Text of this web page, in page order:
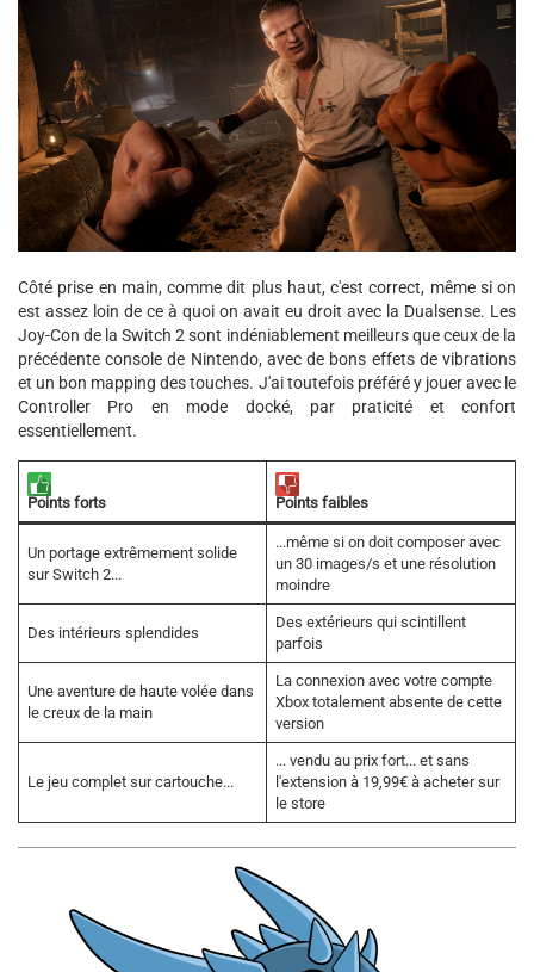
Côté prise en main, comme dit plus haut, c'est correct, même si on
est assez loin de ce à quoi on avait eu droit avec la Dualsense. Les
Joy-Con de la Switch 2 sont indéniablement meilleurs que ceux de la
précédente console de Nintendo, avec de bons effets de vibrations
et un bon mapping des touches. J'ai toutefois préféré y jouer avec le
Controller Pro en mode docké, par praticité et confort
essentiellement.
Points forts Points faibles
Un portage extrêmement solide
sur Switch 2...
...même si on doit composer avec
un 30 images/s et une résolution
moindre
Des intérieurs splendides
Des extérieurs qui scintillent
parfois
Une aventure de haute volée dans
le creux de la main
La connexion avec votre compte
Xbox totalement absente de cette
version
Le jeu complet sur cartouche...
... vendu au prix fort... et sans
l'extension à 19,99€ à acheter sur
le store